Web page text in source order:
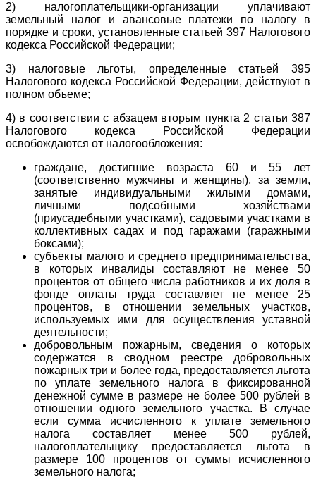
2) налогоплательщики-организации уплачивают
земельный налог и авансовые платежи по налогу в
порядке и сроки, установленные статьей 397 Налогового
кодекса Российской Федерации;
3) налоговые льготы, определенные статьей 395
Налогового кодекса Российской Федерации, действуют в
полном объеме;
4) в соответствии с абзацем вторым пункта 2 статьи 387
Налогового кодекса Российской Федерации
освобождаются от налогообложения:
граждане, достигшие возраста 60 и 55 лет
(соответственно мужчины и женщины), за земли,
занятые индивидуальными жилыми домами,
личными подсобными хозяйствами
(приусадебными участками), садовыми участками в
коллективных садах и под гаражами (гаражными
боксами);
субъекты малого и среднего предпринимательства,
в которых инвалиды составляют не менее 50
процентов от общего числа работников и их доля в
фонде оплаты труда составляет не менее 25
процентов, в отношении земельных участков,
используемых ими для осуществления уставной
деятельности;
добровольным пожарным, сведения о которых
содержатся в сводном реестре добровольных
пожарных три и более года, предоставляется льгота
по уплате земельного налога в фиксированной
денежной сумме в размере не более 500 рублей в
отношении одного земельного участка. В случае
если сумма исчисленного к уплате земельного
налога составляет менее 500 рублей,
налогоплательщику предоставляется льгота в
размере 100 процентов от суммы исчисленного
земельного налога;